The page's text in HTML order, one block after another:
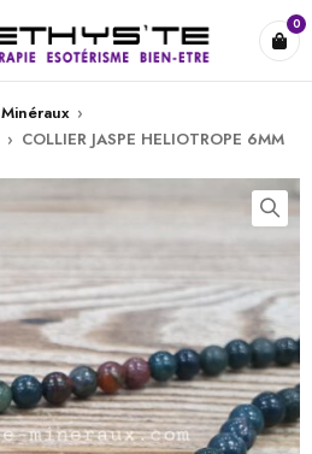
0
Minéraux ›
› COLLIER JASPE HELIOTROPE 6MM